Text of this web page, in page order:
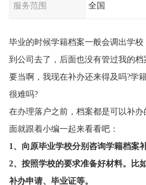
服务范围 全国
毕业的时候学籍档案一般会调出学
到公司去了，后面也没有管过我的
要当啊，我现在补办还来得及吗?学
很难吗?
在办理落户之前，档案都是可以补
面就跟着小编一起来看看吧：
1、向原毕业学校分别咨询学籍档案
2、按照学校的要求准备好材料。比
补办申请、毕业证等。